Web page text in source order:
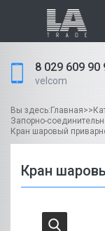
8 029 609 90
velcom
Вы здесь: Главная>>
Запорно-
Кран шаровый
Кран